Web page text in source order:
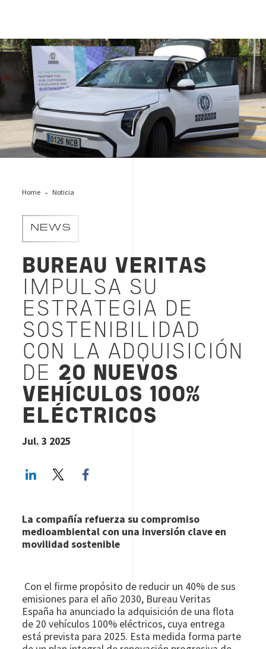
Nueva Flota de Vehículos Eléctricos de Bureau Veritas
Home Noticia
NEWS
BUREAU VERITAS
IMPULSA SU
ESTRATEGIA DE
SOSTENIBILIDAD
CON LA ADQUISICIÓN
DE 20 NUEVOS
VEHÍCULOS 100%
ELÉCTRICOS
Jul. 3 2025
LinkedInTwitter
La compañía refuerza su compromiso
medioambiental con una inversión clave en
movilidad sostenible
Con el firme propósito de reducir un 40% de sus
emisiones para el año 2030, Bureau Veritas
España ha anunciado la adquisición de una flota
de 20 vehículos 100% eléctricos, cuya entrega
está prevista para 2025. Esta medida forma parte